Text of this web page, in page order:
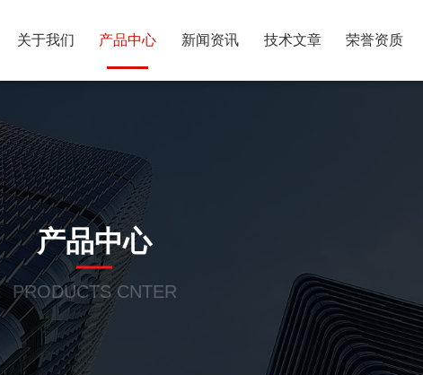
关于我们 产品中心 新闻资讯 技术文章 荣誉资质
产品中心
PRODUCTS CNTER